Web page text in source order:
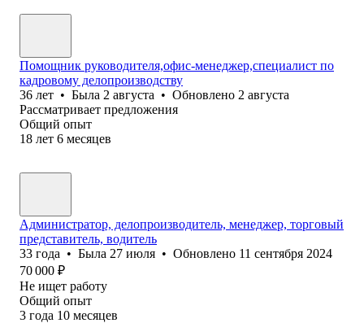
Помощник руководителя,офис-менеджер,специалист по
кадровому делопроизводству
36 лет • Была 2 августа • Обновлено 2 августа
Рассматривает предложения
Общий опыт
18 лет 6 месяцев
Администратор, делопроизводитель, менеджер, торговый
представитель, водитель
33 года • Была 27 июля • Обновлено 11 сентября 2024
70 000 ₽
Не ищет работу
Общий опыт
3 года 10 месяцев